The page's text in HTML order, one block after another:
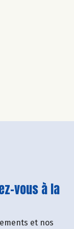
vous à la
et nos